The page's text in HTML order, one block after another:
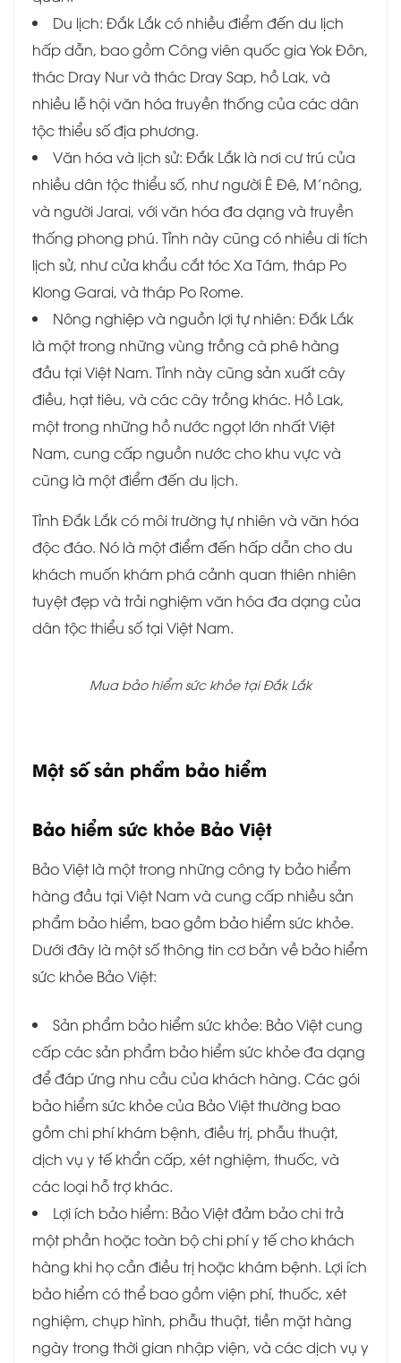
Du lịch: Đắk Lắk có nhiều điểm đến du lịch
hấp dẫn, bao gồm Công viên quốc gia Yok Đôn,
thác Dray Nur và thác Dray Sap, hồ Lak, và
nhiều lễ hội văn hóa truyền thống của các dân
tộc thiểu số địa phương.
Văn hóa và lịch sử: Đắk Lắk là nơi cư trú của
nhiều dân tộc thiểu số, như người Ê Đê, M’nông,
và người Jarai, với văn hóa đa dạng và truyền
thống phong phú. Tỉnh này cũng có nhiều di tích
lịch sử, như cửa khẩu cắt tóc Xa Tám, tháp Po
Klong Garai, và tháp Po Rome.
Nông nghiệp và nguồn lợi tự nhiên: Đắk Lắk
là một trong những vùng trồng cà phê hàng
đầu tại Việt Nam. Tỉnh này cũng sản xuất cây
điều, hạt tiêu, và các cây trồng khác. Hồ Lak,
một trong những hồ nước ngọt lớn nhất Việt
Nam, cung cấp nguồn nước cho khu vực và
cũng là một điểm đến du lịch.
Tỉnh Đắk Lắk có môi trường tự nhiên và văn hóa
độc đáo. Nó là một điểm đến hấp dẫn cho du
khách muốn khám phá cảnh quan thiên nhiên
tuyệt đẹp và trải nghiệm văn hóa đa dạng của
dân tộc thiểu số tại Việt Nam.
Mua bảo hiểm sức khỏe tại Đắk Lắk
Một số sản phẩm bảo hiểm
Bảo hiểm sức khỏe Bảo Việt
Bảo Việt là một trong những công ty bảo hiểm
hàng đầu tại Việt Nam và cung cấp nhiều sản
phẩm bảo hiểm, bao gồm bảo hiểm sức khỏe.
Dưới đây là một số thông tin cơ bản về bảo hiểm
sức khỏe Bảo Việt:
Sản phẩm bảo hiểm sức khỏe: Bảo Việt cung
cấp các sản phẩm bảo hiểm sức khỏe đa dạng
để đáp ứng nhu cầu của khách hàng. Các gói
bảo hiểm sức khỏe của Bảo Việt thường bao
gồm chi phí khám bệnh, điều trị, phẫu thuật,
dịch vụ y tế khẩn cấp, xét nghiệm, thuốc, và
các loại hỗ trợ khác.
Lợi ích bảo hiểm: Bảo Việt đảm bảo chi trả
một phần hoặc toàn bộ chi phí y tế cho khách
hàng khi họ cần điều trị hoặc khám bệnh. Lợi ích
bảo hiểm có thể bao gồm viện phí, thuốc, xét
nghiệm, chụp hình, phẫu thuật, tiền mặt hàng
ngày trong thời gian nhập viện, và các dịch vụ y